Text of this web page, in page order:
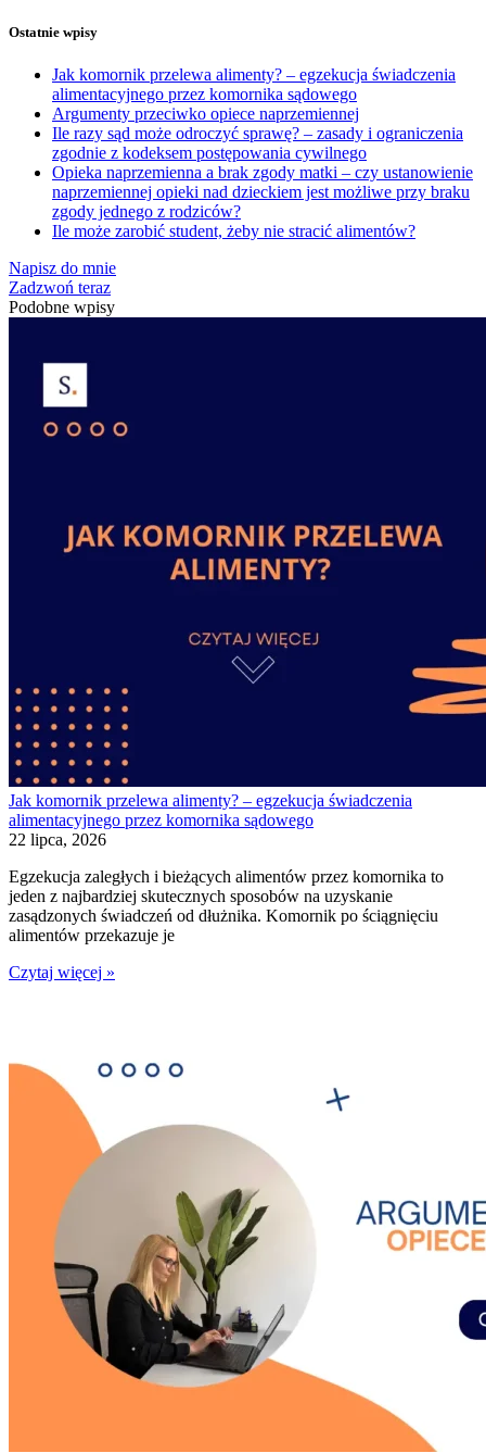
Ostatnie wpisy
Jak komornik przelewa alimenty? – egzekucja świadczenia
alimentacyjnego przez komornika sądowego
Argumenty przeciwko opiece naprzemiennej
Ile razy sąd może odroczyć sprawę? – zasady i ograniczenia
zgodnie z kodeksem postępowania cywilnego
Opieka naprzemienna a brak zgody matki – czy ustanowienie
naprzemiennej opieki nad dzieckiem jest możliwe przy braku
zgody jednego z rodziców?
Ile może zarobić student, żeby nie stracić alimentów?
Napisz do mnie
Zadzwoń teraz
Podobne wpisy
Jak komornik przelewa alimenty? – egzekucja świadczenia
alimentacyjnego przez komornika sądowego
22 lipca, 2026
Egzekucja zaległych i bieżących alimentów przez komornika to
jeden z najbardziej skutecznych sposobów na uzyskanie
zasądzonych świadczeń od dłużnika. Komornik po ściągnięciu
alimentów przekazuje je
Czytaj więcej »